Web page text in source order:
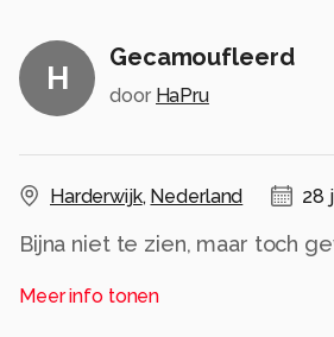
H
Gecamoufleerd
door HaPru
Harderwijk, Nederland 28
Bijna niet te zien, maar toch
Alle rechten voorbehouden
Meer info tonen